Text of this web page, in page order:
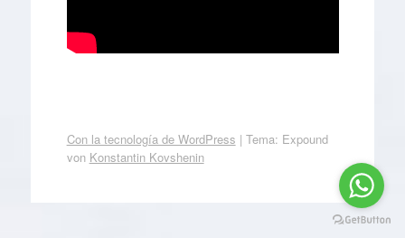
Con la tecnología de WordPress | Tema: Expound
von Konstantin Kovshenin